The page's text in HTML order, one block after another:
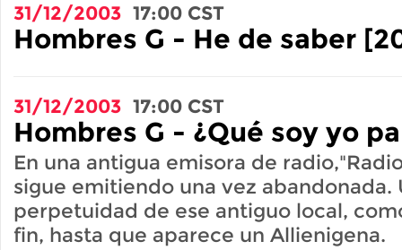
31/12/2003 17:00 CST
Hombres G - He de saber
31/12/2003 17:00 CST
Hombres G - ¿Qué soy yo
En una antigua emisora de
sigue emitiendo una vez abandonada.
perpetuidad de ese antiguo local,
fin, hasta que aparece un Allienigena.